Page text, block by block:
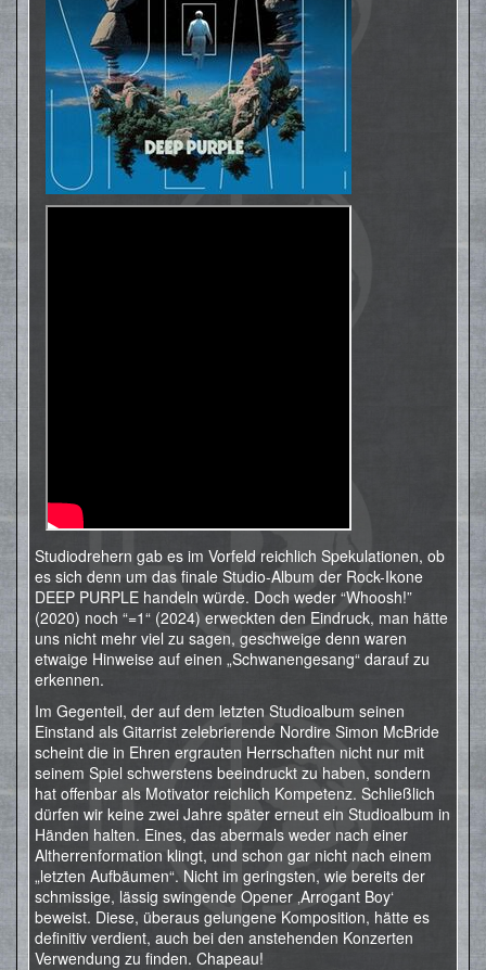
Studiodrehern gab es im Vorfeld reichlich Spekulationen, ob
es sich denn um das finale Studio-Album der Rock-Ikone
DEEP PURPLE handeln würde. Doch weder “Whoosh!”
(2020) noch “=1“ (2024) erweckten den Eindruck, man hätte
uns nicht mehr viel zu sagen, geschweige denn waren
etwaige Hinweise auf einen „Schwanengesang“ darauf zu
erkennen.
Im Gegenteil, der auf dem letzten Studioalbum seinen
Einstand als Gitarrist zelebrierende Nordire Simon McBride
scheint die in Ehren ergrauten Herrschaften nicht nur mit
seinem Spiel schwerstens beeindruckt zu haben, sondern
hat offenbar als Motivator reichlich Kompetenz. Schließlich
dürfen wir keine zwei Jahre später erneut ein Studioalbum in
Händen halten. Eines, das abermals weder nach einer
Altherrenformation klingt, und schon gar nicht nach einem
„letzten Aufbäumen“. Nicht im geringsten, wie bereits der
schmissige, lässig swingende Opener ‚Arrogant Boy‘
beweist. Diese, überaus gelungene Komposition, hätte es
definitiv verdient, auch bei den anstehenden Konzerten
Verwendung zu finden. Chapeau!